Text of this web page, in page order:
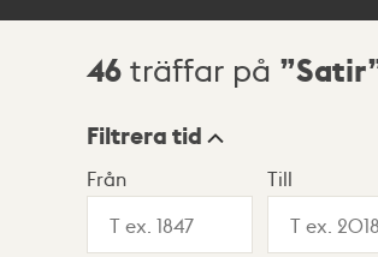
Sökresultat
46 träffar på Satir
Visningsläge
Filtrera tid
Från Till